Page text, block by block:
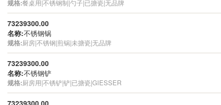
规格:餐桌用|不锈钢制|勺子|已搪瓷|无品牌
73239300.00
名称:不锈钢锅
规格:厨房|不锈钢|煎锅|未搪瓷|无品牌
73239300.00
名称:不锈钢铲
规格:厨房用|不锈铲|铲|已搪瓷|GIESSER
73239300.00